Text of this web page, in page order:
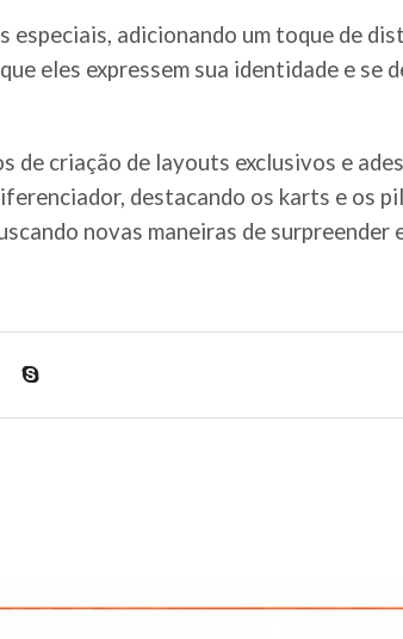
adicionando um toque de
eles expressem sua identidade e se
criação de layouts exclusivos e
destacando os karts e os
novas maneiras de